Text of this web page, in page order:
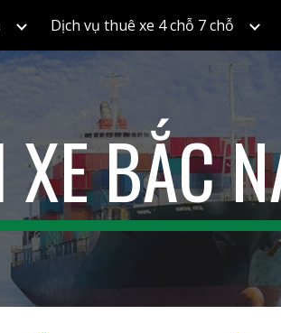
Skip to
Dịch vụ thuê xe 4 chỗ 7 chỗ
XE BẮC